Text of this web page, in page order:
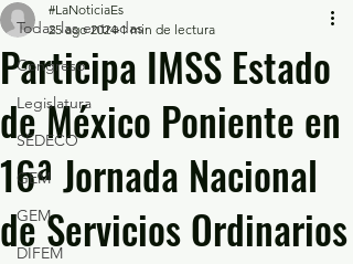
Todas las entradas
Congreso
Legislatura
SEDECO
GEM
GEM
DIFEM
Participa IMSS Estado
de México Poniente en
16ª Jornada Nacional
de Servicios Ordinarios
#LaNoticiaEs
25 ago 2024 1 min de lectura